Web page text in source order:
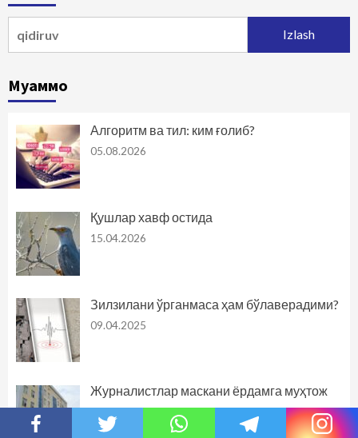
Муаммо
Алгоритм ва тил: ким ғолиб?
05.08.2026
Қушлар хавф остида
15.04.2026
Зилзилани ўрганмаса ҳам бўлаверадими?
09.04.2025
Журналистлар маскани ёрдамга муҳтож
01.10.2024